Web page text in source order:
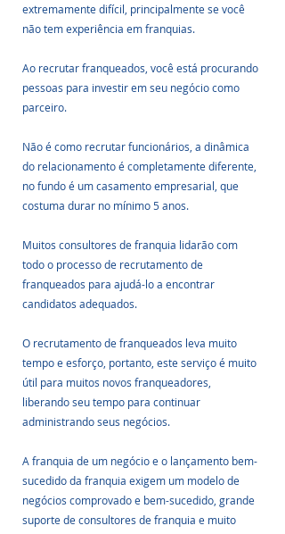
extremamente difícil, principalmente se você
não tem experiência em franquias.
Ao recrutar franqueados, você está procurando
pessoas para investir em seu negócio como
parceiro.
Não é como recrutar funcionários, a dinâmica
do relacionamento é completamente diferente,
no fundo é um casamento empresarial, que
costuma durar no mínimo 5 anos.
Muitos consultores de franquia lidarão com
todo o processo de recrutamento de
franqueados para ajudá-lo a encontrar
candidatos adequados.
O recrutamento de franqueados leva muito
tempo e esforço, portanto, este serviço é muito
útil para muitos novos franqueadores,
liberando seu tempo para continuar
administrando seus negócios.
A franquia de um negócio e o lançamento bem-
sucedido da franquia exigem um modelo de
negócios comprovado e bem-sucedido, grande
suporte de consultores de franquia e muito